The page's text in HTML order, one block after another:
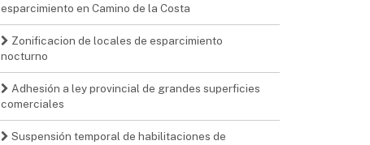
esparcimiento en Camino de la Costa
Zonificacion de locales de esparcimiento
nocturno
Adhesión a ley provincial de grandes superficies
comerciales
Suspensión temporal de habilitaciones de